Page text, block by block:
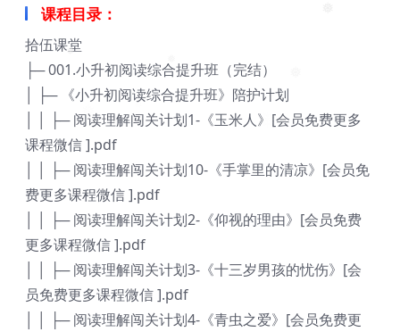
❅
❅
❅
课程目录：
拾伍课堂
├─ 001.小升初阅读综合提升班（完结）
│ ├─ 《小升初阅读综合提升班》陪护计划
│ │ ├─ 阅读理解闯关计划1-《玉米人》[会员免费更多
课程微信 ].pdf
│ │ ├─ 阅读理解闯关计划10-《手掌里的清凉》[会员免
费更多课程微信 ].pdf
│ │ ├─ 阅读理解闯关计划2-《仰视的理由》[会员免费
更多课程微信 ].pdf
│ │ ├─ 阅读理解闯关计划3-《十三岁男孩的忧伤》[会
员免费更多课程微信 ].pdf
│ │ ├─ 阅读理解闯关计划4-《青虫之爱》[会员免费更